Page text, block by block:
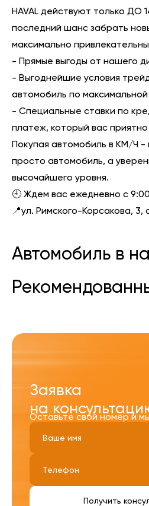
HAVAL действуют только ДО
последний шанс забрать
максимально
- Прямые выгоды от нашего
- Выгоднейшие условия
автомобиль по
- Специальные ставки по
платеж, который вас приятно
Покупая автомобиль в КМ/Ч -
просто автомобиль, а
высочайшего уровня.
🕘 Ждем вас ежедневно с
📍ул. Римского-Корсакова, 3,
Автомобиль в
Заявка
на
Оставьте свой номер и
Получить